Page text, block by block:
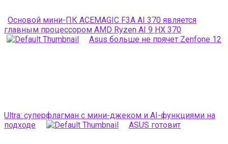
Основой мини-ПК ACEMAGIC F3A AI 370 является
главным процессором AMD Ryzen AI 9 HX 370
Asus больше не прячет Zenfone 12
Ultra: суперфлагман с мини-джеком и AI-функциями на
подходе
ASUS готовит